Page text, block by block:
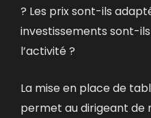
? Les prix sont-ils
investissements sont-
l’activité ?
La mise en place de
permet au dirigeant de